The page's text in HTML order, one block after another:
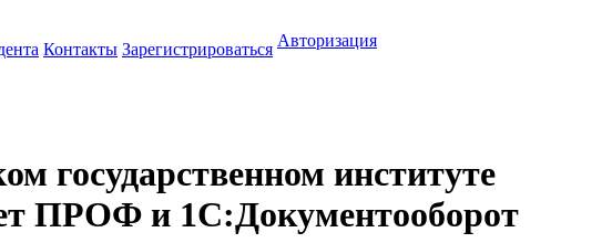
Контакты Зарегистрироваться Авторизация
государственном институте
ПРОФ и 1С:Документооборот